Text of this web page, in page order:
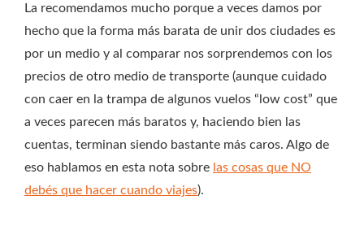
La recomendamos mucho porque a veces damos por
hecho que la forma más barata de unir dos ciudades es
por un medio y al comparar nos sorprendemos con los
precios de otro medio de transporte (aunque cuidado
con caer en la trampa de algunos vuelos “low cost” que
a veces parecen más baratos y, haciendo bien las
cuentas, terminan siendo bastante más caros. Algo de
eso hablamos en esta nota sobre las cosas que NO
debés que hacer cuando viajes).